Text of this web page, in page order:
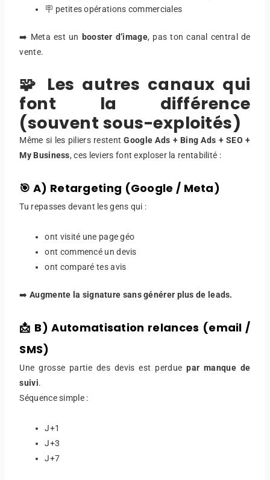
🪧 petites opérations commerciales
➡️ Meta est un booster d’image, pas ton canal central de
vente.
🧩 Les autres canaux qui
font la différence
(souvent sous-exploités)
Même si les piliers restentGoogle Ads + Bing Ads + SEO +
My Business, ces leviers font exploser la rentabilité :
🎯 A) Retargeting (Google / Meta)
Tu repasses devant les gens qui :
ont visité une page géo
ont commencé un devis
ont comparé tes avis
➡️Augmente la signature sans générer plus de leads.
📩 B) Automatisation relances (email /
SMS)
Une grosse partie des devis est perduepar manque de
suivi.
Séquence simple :
J+1
J+3
J+7